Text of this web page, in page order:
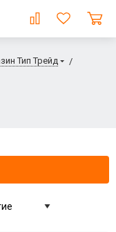
Тип Трейд